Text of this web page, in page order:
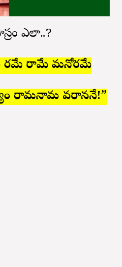
ఎలా..?
రమే రామే మనోరమే
రామనామ వరాననే!”